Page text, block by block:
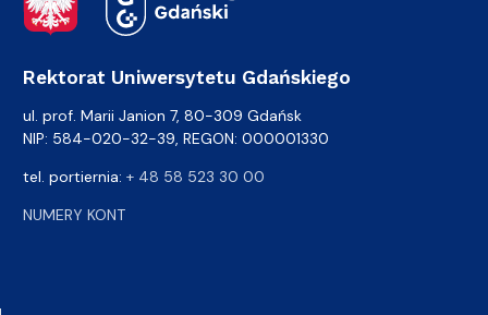
Rektorat Uniwersytetu Gdańskiego
ul. prof. Marii Janion 7, 80-309 Gdańsk
NIP: 584-020-32-39, REGON: 000001330
tel. portiernia: + 48 58 523 30 00
NUMERY KONT